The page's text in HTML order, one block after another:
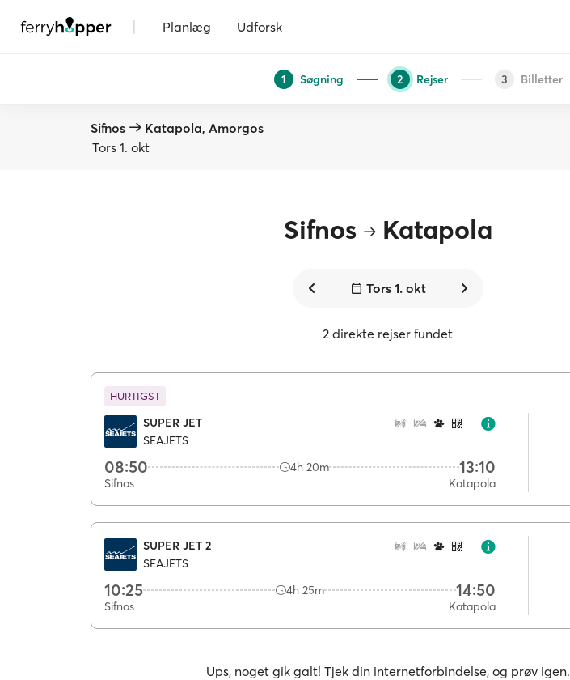
| Planlæg Udforsk
1 Søgning 2 Rejser 3 Billetter
Sifnos
Katapola, Amorgos
Tors 1. okt
Sifnos Katapola
Tors 1. okt
2 direkte rejser fundet
HURTIGST
SUPER JET
SEAJETS
08:50 4h 20m 13:10
Sifnos Katapola
SUPER JET 2
SEAJETS
10:25 4h 25m 14:50
Sifnos Katapola
Ups, noget gik galt! Tjek din internetforbindelse, og prøv igen.